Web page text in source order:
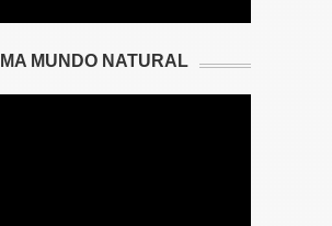
MUNDO NATURAL